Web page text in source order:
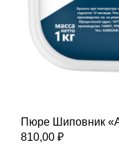
Пюре Шиповник
810,00 ₽